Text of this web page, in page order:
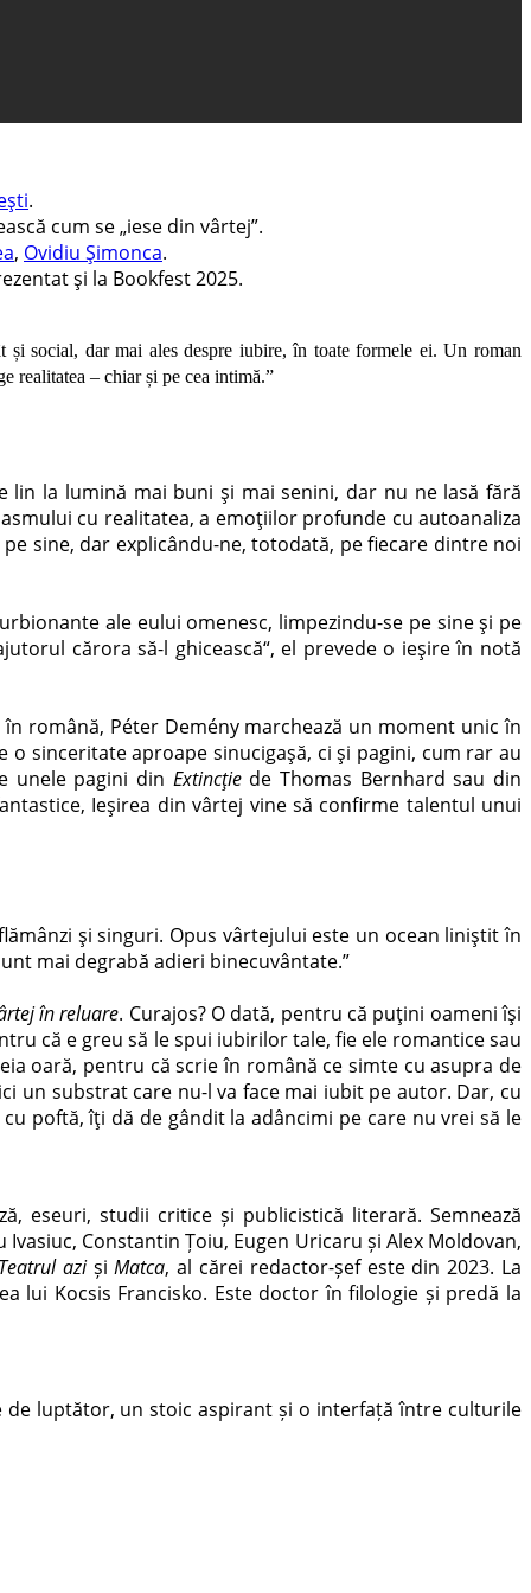
.
cum se „iese din vârtej”.
, Ovidiu Șimonca.
și la Bookfest 2025.
social, dar mai ales despre iubire, în toate formele ei. Un roman
realitatea – chiar și pe cea intimă.”
lin la lumină mai buni și mai senini, dar nu ne lasă fără
cu realitatea, a emoțiilor profunde cu autoanaliza
sine, dar explicându-ne, totodată, pe fiecare dintre noi
ale eului omenesc, limpezindu-se pe sine și pe
cărora să-l ghicească“, el prevede o ieșire în notă
română, Péter Demény marchează un moment unic în
sinceritate aproape sinucigașă, ci și pagini, cum rar au
unele pagini din Extincțiede Thomas Bernhard sau din
Ieșirea din vârtej vine să confirme talentul unui
și singuri. Opus vârtejului este un ocean liniștit în
mai degrabă adieri binecuvântate.”
în reluare. Curajos? O dată, pentru că puțini oameni își
că e greu să le spui iubirilor tale, fie ele romantice sau
oară, pentru că scrie în română ce simte cu asupra de
un substrat care nu-l va face mai iubit pe autor. Dar, cu
poftă, îți dă de gândit la adâncimi pe care nu vrei să le
eseuri, studii critice și publicistică literară. Semnează
Constantin Țoiu, Eugen Uricaru și Alex Moldovan,
Teatrul azișiMatca, al cărei redactor-șef este din 2023. La
lui Kocsis Francisko. Este doctor în filologie și predă la
de luptător, un stoicaspirant și o interfață între culturile